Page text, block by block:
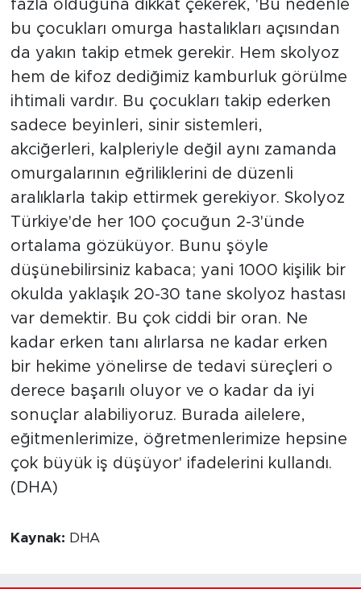
fazla olduğuna dikkat çekerek, 'Bu nedenle
bu çocukları omurga hastalıkları açısından
da yakın takip etmek gerekir. Hem skolyoz
hem de kifoz dediğimiz kamburluk görülme
ihtimali vardır. Bu çocukları takip ederken
sadece beyinleri, sinir sistemleri,
akciğerleri, kalpleriyle değil aynı zamanda
omurgalarının eğriliklerini de düzenli
aralıklarla takip ettirmek gerekiyor. Skolyoz
Türkiye'de her 100 çocuğun 2-3'ünde
ortalama gözüküyor. Bunu şöyle
düşünebilirsiniz kabaca; yani 1000 kişilik bir
okulda yaklaşık 20-30 tane skolyoz hastası
var demektir. Bu çok ciddi bir oran. Ne
kadar erken tanı alırlarsa ne kadar erken
bir hekime yönelirse de tedavi süreçleri o
derece başarılı oluyor ve o kadar da iyi
sonuçlar alabiliyoruz. Burada ailelere,
eğitmenlerimize, öğretmenlerimize hepsine
çok büyük iş düşüyor' ifadelerini kullandı.
(DHA)
Kaynak: DHA